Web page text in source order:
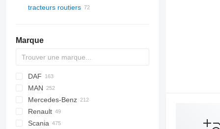
tracteurs routiers
Marque
DAF
CF
LF
XF
XG
S-Way
Stralis
Trakker
MAN
Lion's series
TGA
TGL
Mercedes-Benz
A-Class
Actros
Canter
Renault
Kerax
Scania